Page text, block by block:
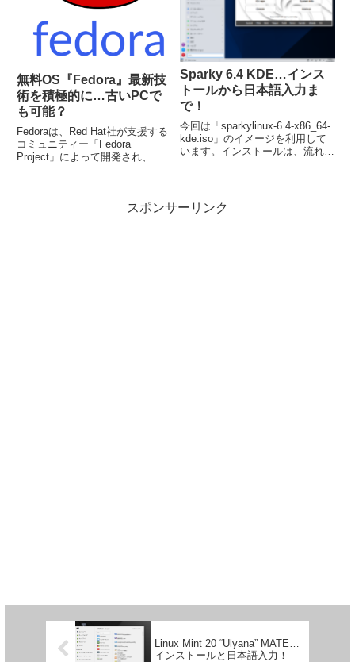
無料OS『Fedora』最新技
術を積極的に…古いPCで
も可能？
Fedoraは、Red Hat社が支援する
コミュニティー「Fedora
Project」によって開発され、最
デスクトップ環境はバリエーショ
Sparky 6.4 KDE…インス
トールから日本語入力ま
で！
今回は「sparkylinux-6.4-x86_64-
kde.iso」のイメージを利用して
います。インストールは、流れに
ンストールしました。
スポンサーリンク
Linux Mint 20 “Ulyana” MATE…
インストールと日本語入力！